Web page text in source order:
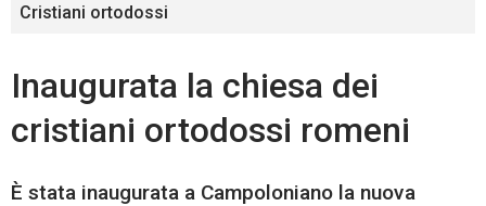
Cristiani ortodossi
Inaugurata la chiesa dei
cristiani ortodossi romeni
È stata inaugurata a Campoloniano la nuova